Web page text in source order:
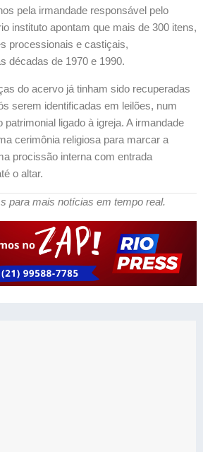
pela irmandade responsável pelo
instituto apontam que mais de 300 itens,
processionais e castiçais,
décadas de 1970 e 1990.
do acervo já tinham sido recuperadas
serem identificadas em leilões, num
ligado à igreja. A irmandade
cerimônia religiosa para marcar a
procissão interna com entrada
o altar.
para mais notícias em tempo real.